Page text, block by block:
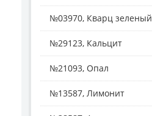
№03970, Кварц зеленый
№29123, Кальцит
№21093, Опал
№13587, Лимонит